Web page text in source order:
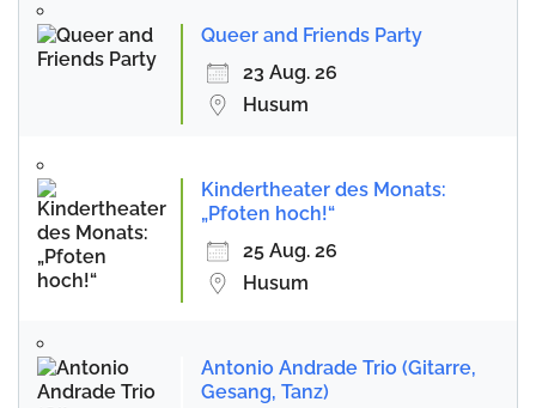
Queer and Friends Party
23 Aug. 26
Husum
Kindertheater des Monats:
„Pfoten hoch!“
25 Aug. 26
Husum
Antonio Andrade Trio (Gitarre,
Gesang, Tanz)